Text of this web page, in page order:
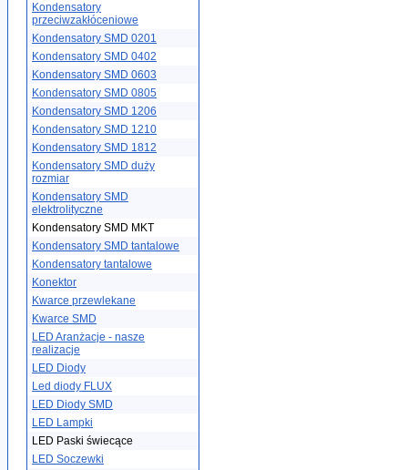
Kondensatory
przeciwzakłóceniowe
Kondensatory SMD 0201
Kondensatory SMD 0402
Kondensatory SMD 0603
Kondensatory SMD 0805
Kondensatory SMD 1206
Kondensatory SMD 1210
Kondensatory SMD 1812
Kondensatory SMD duży
rozmiar
Kondensatory SMD
elektrolityczne
Kondensatory SMD MKT
Kondensatory SMD tantalowe
Kondensatory tantalowe
Konektor
Kwarce przewlekane
Kwarce SMD
LED Aranżacje - nasze
realizacje
LED Diody
Led diody FLUX
LED Diody SMD
LED Lampki
LED Paski świecące
LED Soczewki